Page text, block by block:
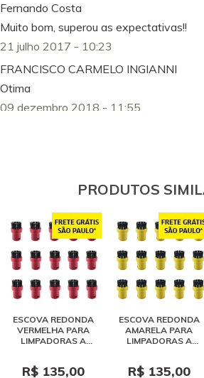
Fernando Costa
Muito bom, superou as expectativas!!
21 julho 2017 - 10:23
FRANCISCO CARMELO INGIANNI
Otima
09 dezembro 2018 - 11:55
LUIZA CAMARGO DE OLIVEIRA
As escovinhas são um pouco fracas
01 janeiro 2019 - 08:57
Maria de Fátima da Silva Ferreira
Muito bom. Qualidade, eficiência e
produtos e seus acessórios.
Marlene Suano
mas me parece frágil, ainda é muito
durabilidade
PRODUTOS
ESCOVA REDONDA
VERMELHA PARA
LIMPADORAS A
R$ 135,00
ESCOVA REDONDA
AMARELA PARA
LIMPADORAS A
R$ 135,00